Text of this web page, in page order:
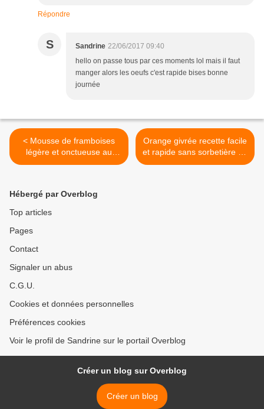
Répondre
S Sandrine 22/06/2017 09:40
hello on passe tous par ces moments lol mais il faut
manger alors les oeufs c'est rapide bises bonne
journée
< Mousse de framboises
légère et onctueuse au
companion thermomix ou
Orange givrée recette facile
et rapide sans sorbetière au
companion, thermomix ou
Hébergé par Overblog
Top articles
Pages
Contact
Signaler un abus
C.G.U.
Cookies et données personnelles
Préférences cookies
Voir le profil de Sandrine sur le portail Overblog
Créer un blog sur Overblog
Créer un blog